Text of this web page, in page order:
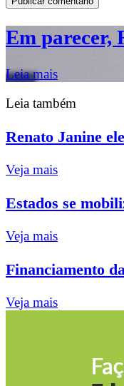
Em parecer,
Leia mais
Leia também
Renato Janine
Veja mais
Estados se
Veja mais
Financiamento
Veja mais